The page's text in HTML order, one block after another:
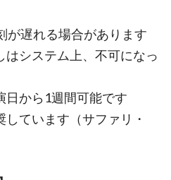
が遅れる場合があります
はシステム上、不可になっ
日から1週間可能です
ています（サファリ・